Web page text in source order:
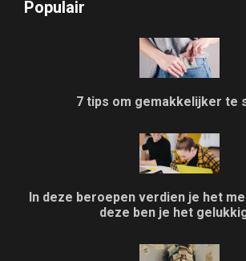
Populair
7 tips om gemakkelijker te
In deze beroepen verdien je het
deze ben je het